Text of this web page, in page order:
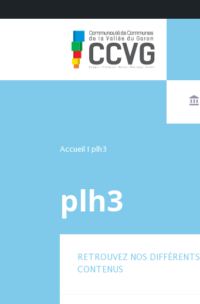
Accueil plh3
plh3
RETROUVEZ NOS DIFFÉRENTS
CONTENUS